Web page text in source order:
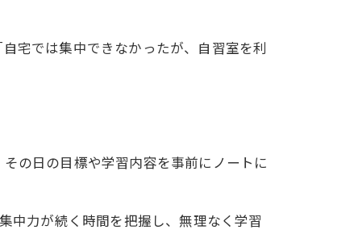
宅では集中できなかったが、自習室を利
の日の目標や学習内容を事前にノートに
中力が続く時間を把握し、無理なく学習